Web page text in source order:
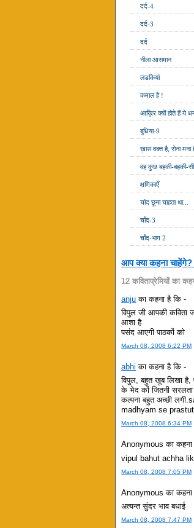
दर्द-4
दर्द-3
दर्द
नीला आसमान
लडकियां
कमाल है !
आख़िर क्यों होते हैं ये
बुधिया-9
ख़ास वक्त है, रोना मना
वह कुछ बहकी-बहकी-
क्षणिकाएँ
चांद छूना चाहता था...
चाँद-3
चाँद-भाग 2
आप क्या कहना
12 कविताप्रेमियों का
anju का कहना है कि -
विपुल जी आपकी कविता
आशा है
पसंद आएगी पाठकों को
March 08, 2008 6:22 PM
abhi का कहना है कि -
विपुल, बहुत खूब लिखा है,
के भेद कों जितनी सरलता
कल्पना बहुत अच्छी
madhyam se
March 08, 2008 6:34 PM
Anonymous का कहना
vipul bahut achha
March 08, 2008 7:05 PM
Anonymous का कहना
अत्यन्त सुंदर भाव बधाई
March 08, 2008 7:47 PM